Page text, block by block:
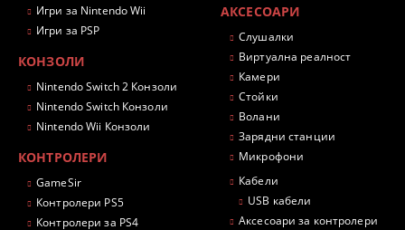
Игри за Nintendo Wii
Игри за PSP
КОНЗОЛИ
Nintendo Switch 2 Конзоли
Nintendo Switch Конзоли
Nintendo Wii Конзоли
КОНТРОЛЕРИ
GameSir
Контролери PS5
Контролери за PS4
АКСЕСОАРИ
Слушалки
Виртуална реалност
Камери
Стойки
Волани
Зарядни станции
Микрофони
Кабели
USB кабели
Аксесоари за контролери